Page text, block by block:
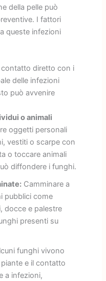
della pelle può
I fattori
queste infezioni
diretto con i
delle infezioni
può avvenire
o animali
oggetti personali
vestiti o scarpe con
o toccare animali
diffondere i funghi.
Camminare a
pubblici come
docce e palestre
presenti su
funghi vivono
e il contatto
a infezioni,